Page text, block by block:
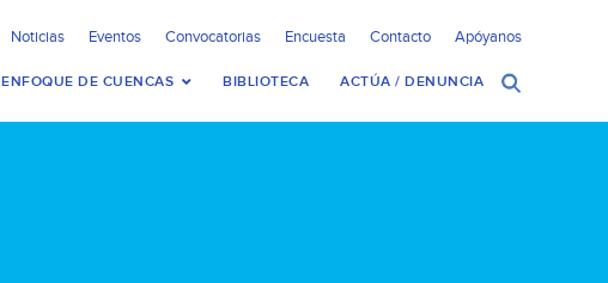
Noticias Eventos Convocatorias Encuesta Contacto Apóyanos
ENFOQUE DE CUENCAS BIBLIOTECA ACTÚA / DENUNCIA